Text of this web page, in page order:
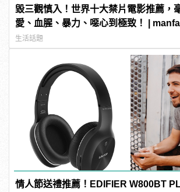
毀三觀慎入！世界十大禁片電影推薦，
愛、血腥、暴力、噁心到極致！ |
男
生活話題
情人節送禮推薦！EDIFIER W800BT